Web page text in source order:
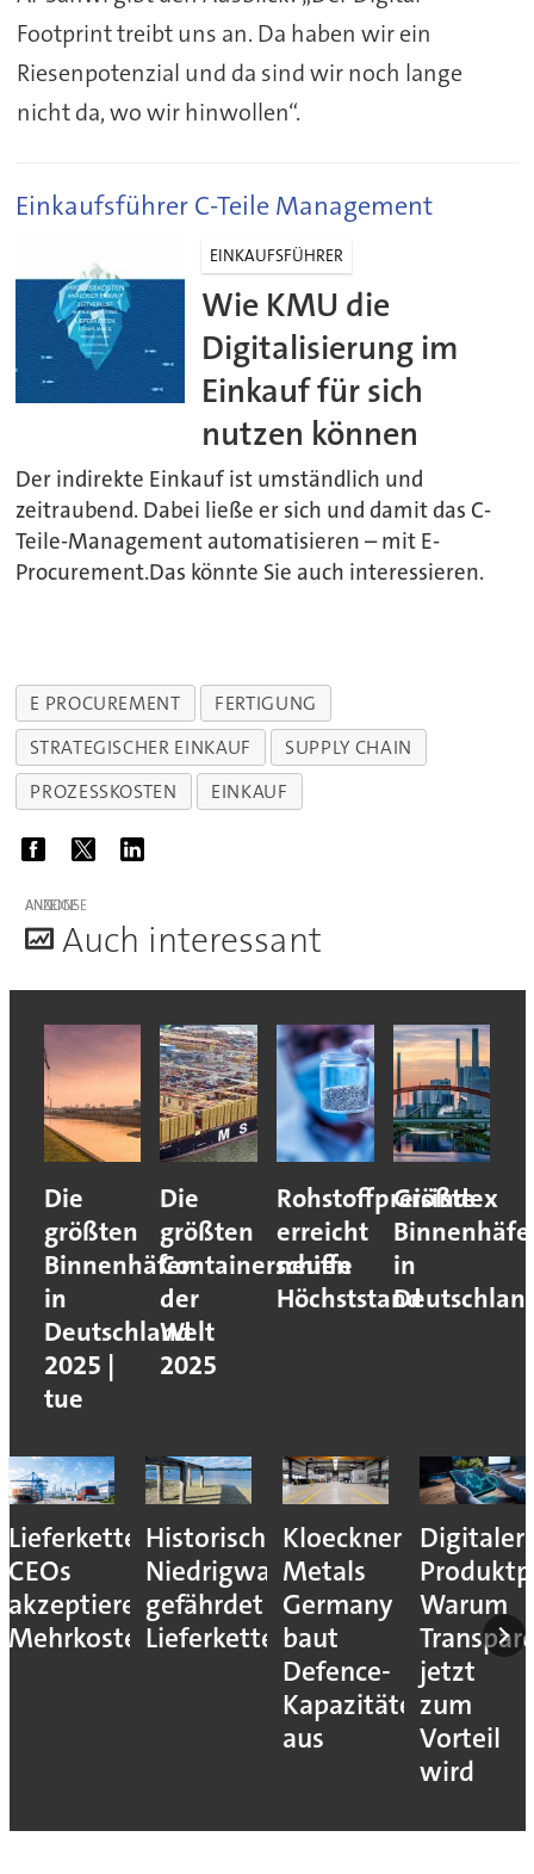
Footprint treibt uns an. Da haben wir ein
Riesenpotenzial und da sind wir noch lange
nicht da, wo wir hinwollen“.
Einkaufsführer C-Teile Management
EINKAUFSFÜHRER
Wie KMU die
Digitalisierung im
Einkauf für sich
nutzen können
Der indirekte Einkauf ist umständlich und
zeitraubend. Dabei ließe er sich und damit das C-
Teile-Management automatisieren – mit E-
Procurement.Das könnte Sie auch interessieren.
E PROCUREMENT
FERTIGUNG
STRATEGISCHER EINKAUF
SUPPLY CHAIN
PROZESSKOSTEN
EINKAUF
ANZEIGE
Auch interessant
Die
größten
Binnenhäfen
in
Deutschland
2025 |
tue
Die
größten
Containerschiffe
der
Welt
2025
Rohstoffpreisindex
erreicht
neuen
Höchststand
Größte
in
Lieferkettenresilienz:
CEOs
akzeptieren
Mehrkosten
Historisches
Niedrigwasser
gefährdet
Lieferketten
Kloeckner
Metals
Germany
baut
Defence-
Kapazitäten
aus
Digitaler
Warum
jetzt
zum
Vorteil
wird